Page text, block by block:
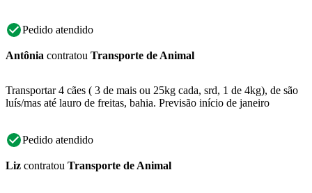
Pedido atendido
Antônia contratou Transporte de Animal
Transportar 4 cães ( 3 de mais ou 25kg cada, srd, 1 de 4kg), de são
luís/mas até lauro de freitas, bahia. Previsão início de janeiro
Pedido atendido
Liz contratou Transporte de Animal